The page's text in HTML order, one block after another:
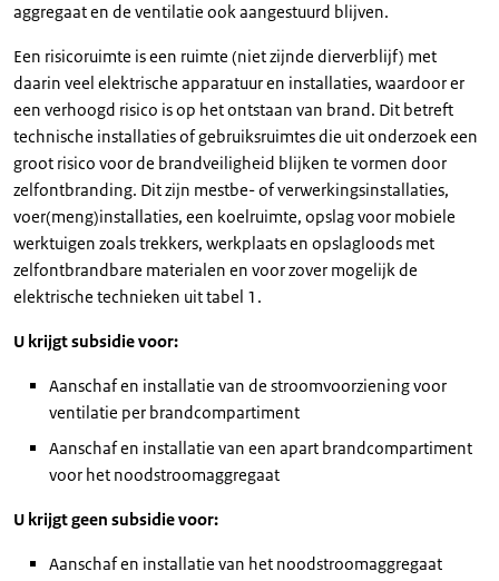
aggregaat en de ventilatie ook aangestuurd blijven.
Een risicoruimte is een ruimte (niet zijnde dierverblijf) met
daarin veel elektrische apparatuur en installaties, waardoor er
een verhoogd risico is op het ontstaan van brand. Dit betreft
technische installaties of gebruiksruimtes die uit onderzoek een
groot risico voor de brandveiligheid blijken te vormen door
zelfontbranding. Dit zijn mestbe- of verwerkingsinstallaties,
voer(meng)installaties, een koelruimte, opslag voor mobiele
werktuigen zoals trekkers, werkplaats en opslagloods met
zelfontbrandbare materialen en voor zover mogelijk de
elektrische technieken uit tabel 1.
U krijgt subsidie voor:
Aanschaf en installatie van de stroomvoorziening voor
ventilatie per brandcompartiment
Aanschaf en installatie van een apart brandcompartiment
voor het noodstroomaggregaat
U krijgt geen subsidie voor:
Aanschaf en installatie van het noodstroomaggregaat